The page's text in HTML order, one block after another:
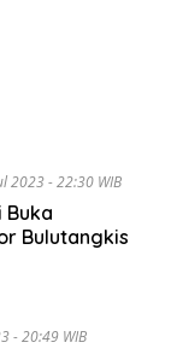
2023 - 22:30 WIB
Buka
Bulutangkis
- 20:49 WIB